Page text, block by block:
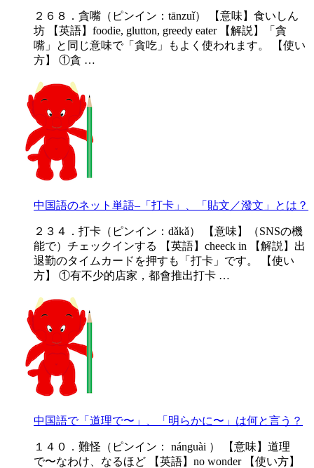
２６８．貪嘴（ピンイン：tānzuǐ） 【意味】食いしん
坊 【英語】foodie, glutton, greedy eater 【解説】「貪
嘴」と同じ意味で「貪吃」もよく使われます。 【使い
方】 ①貪 …
中国語のネット単語–「打卡」、「貼文／潑文」とは？
２３４．打卡（ピンイン：dǎkǎ） 【意味】（SNSの機
能で）チェックインする 【英語】cheeck in 【解説】出
退勤のタイムカードを押すも「打卡」です。 【使い
方】 ①有不少的店家，都會推出打卡 …
中国語で「道理で〜」、「明らかに〜」は何と言う？
１４０．難怪（ピンイン： nánguài ） 【意味】道理
で〜なわけ、なるほど 【英語】no wonder 【使い方】